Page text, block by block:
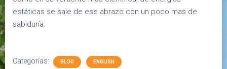
estáticas se sale de ese abrazo con un poco mas de
sabiduría.
Categorías: BLOG ENGLISH